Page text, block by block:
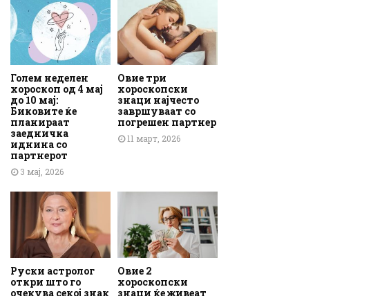
Голем неделен
хороскоп од 4 мај
до 10 мај:
Биковите ќе
планираат
заедничка
иднина со
партнерот
3 мај, 2026
Овие три
хороскопски
знаци најчесто
завршуваат со
погрешен партнер
11 март, 2026
Руски астролог
откри што го
очекува секој знак
Овие 2
хороскопски
знаци ќе живеат